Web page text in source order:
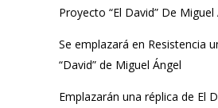
Proyecto “El David” De Miguel
Se emplazará en Resistencia
“David” de Miguel Ángel
Emplazarán una réplica de El